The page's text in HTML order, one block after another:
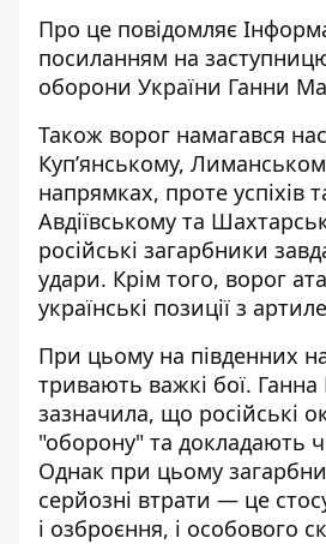
Про це повідомляє
посиланням на
оборони України Ганни
Також ворог намагався
Куп’янському,
напрямках, проте успіхів
Авдіївському та
російські загарбники
удари. Крім того, ворог
українські позиції з
При цьому на південних
тривають важкі бої.
зазначила, що російські
"оборону" та докладають
Однак при цьому
серйозні втрати — це
і озброєння, і особового